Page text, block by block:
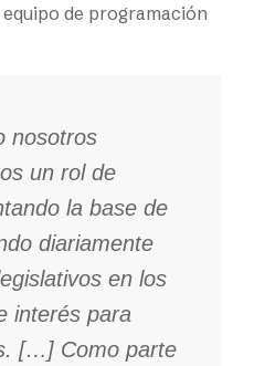
de programación
nosotros
un rol de
la base de
diariamente
en los
interés para
[…] Como parte